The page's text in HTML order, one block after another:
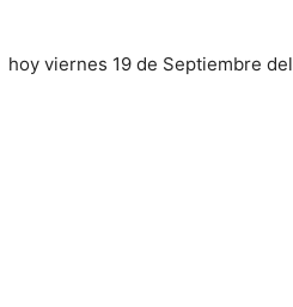
hoy viernes 19 de Septiembre del